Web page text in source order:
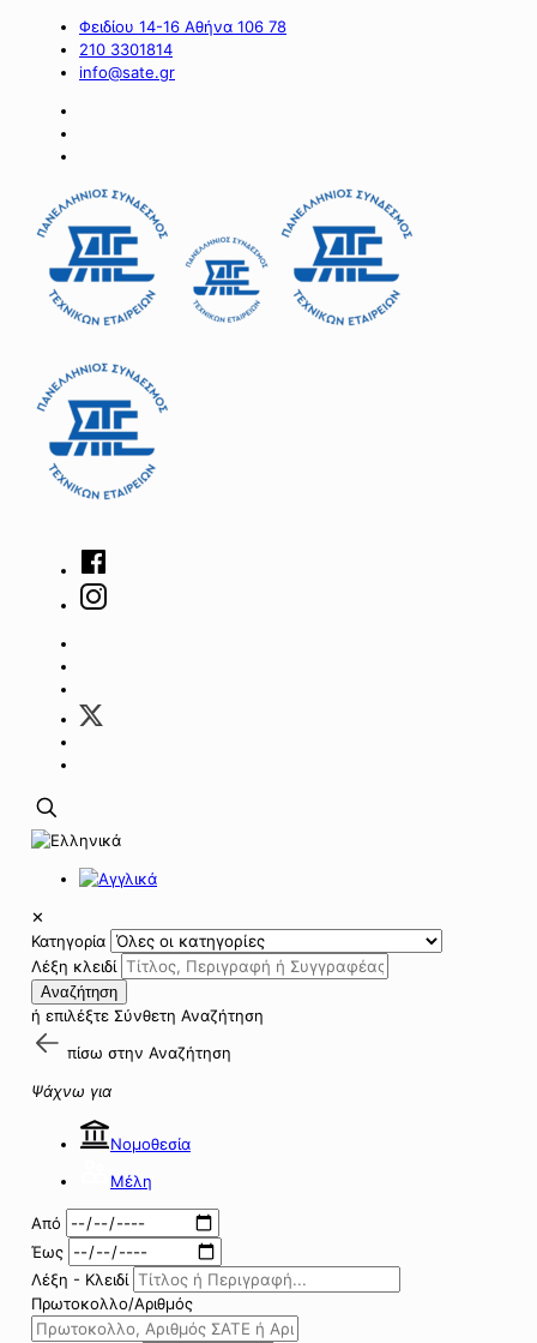
Φειδίου 14-16 Αθήνα 106 78
210 3301814
info@sate.gr
✕
Κατηγορία
Λέξη κλειδί
Αναζήτηση
ή επιλέξτε Σύνθετη Αναζήτηση
πίσω στην Αναζήτηση
Ψάχνω για
Νομοθεσία
Μέλη
Από
Έως
Λέξη - Κλειδί
Πρωτοκολλο/Αριθμός